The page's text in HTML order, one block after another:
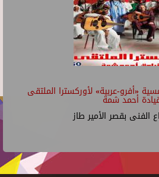
«أفرو-عربية» لأوركسترا الملتقى
أحمد شمة
الفنى بقصر الأمير طاز